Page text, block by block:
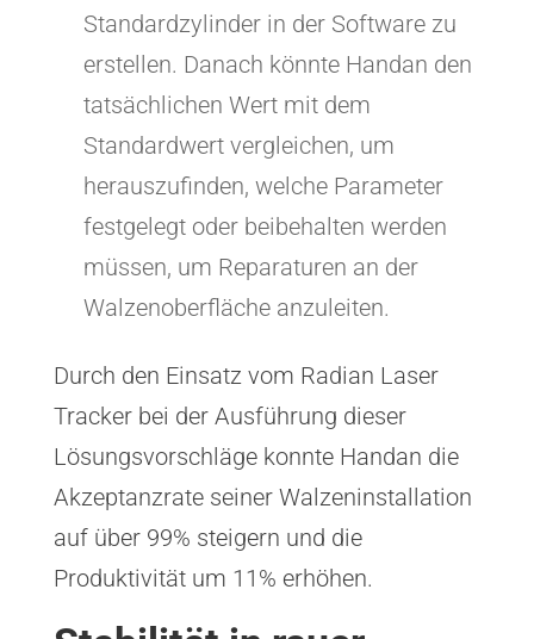
Standardzylinder in der Software zu
erstellen. Danach könnte Handan den
tatsächlichen Wert mit dem
Standardwert vergleichen, um
herauszufinden, welche Parameter
festgelegt oder beibehalten werden
müssen, um Reparaturen an der
Walzenoberfläche anzuleiten.
Durch den Einsatz vom Radian Laser
Tracker bei der Ausführung dieser
Lösungsvorschläge konnte Handan die
Akzeptanzrate seiner Walzeninstallation
auf über 99% steigern und die
Produktivität um 11% erhöhen.